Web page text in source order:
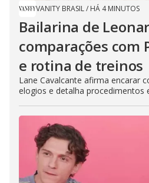
VANITY BRASIL/ HÁ 4 MINUTOS
Bailarina de
comparações com
e rotina de treinos
Lane Cavalcante afirma encarar
elogios e detalha procedimentos